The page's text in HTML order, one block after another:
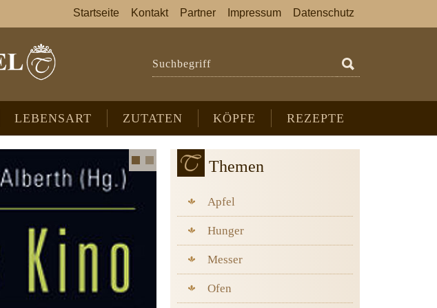
Suchbegriff
LEBENSART ZUTATEN KÖPFE REZEPTE
Startseite Kontakt Partner Impressum Datenschutz
Themen
Apfel
Hunger
Messer
Ofen